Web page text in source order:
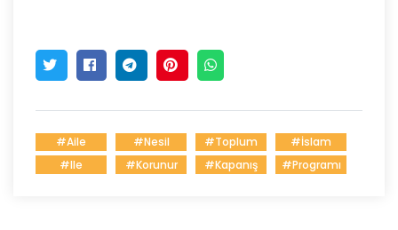
#Aile #Nesil #Toplum
#İslam
#ile
#Korunur #Kapanış #Programı